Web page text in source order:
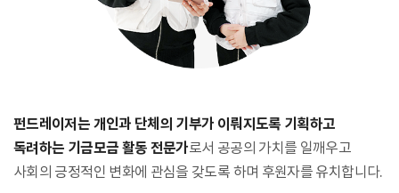
펀드레이저는 개인과 단체의 기부가 이뤄지도록 기획하고
독려하는 기금모금 활동 전문가로서 공공의 가치를 일깨우고
사회의 긍정적인 변화에 관심을 갖도록 하며 후원자를 유치합니다.